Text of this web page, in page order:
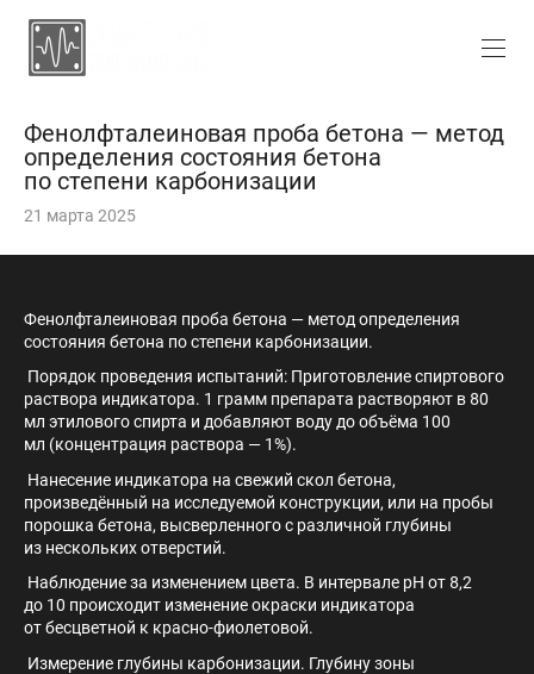
Фенолфталеиновая проба бетона — метод
определения состояния бетона
по степени карбонизации
21 марта 2025
Фенолфталеиновая проба бетона — метод определения
состояния бетона по степени карбонизации.
Порядок проведения испытаний: Приготовление спиртового
раствора индикатора. 1 грамм препарата растворяют в 80
мл этилового спирта и добавляют воду до объёма 100
мл (концентрация раствора — 1%).
Нанесение индикатора на свежий скол бетона,
произведённый на исследуемой конструкции, или на пробы
порошка бетона, высверленного с различной глубины
из нескольких отверстий.
Наблюдение за изменением цвета. В интервале pH от 8,2
до 10 происходит изменение окраски индикатора
от бесцветной к красно-фиолетовой.
Измерение глубины карбонизации. Глубину зоны